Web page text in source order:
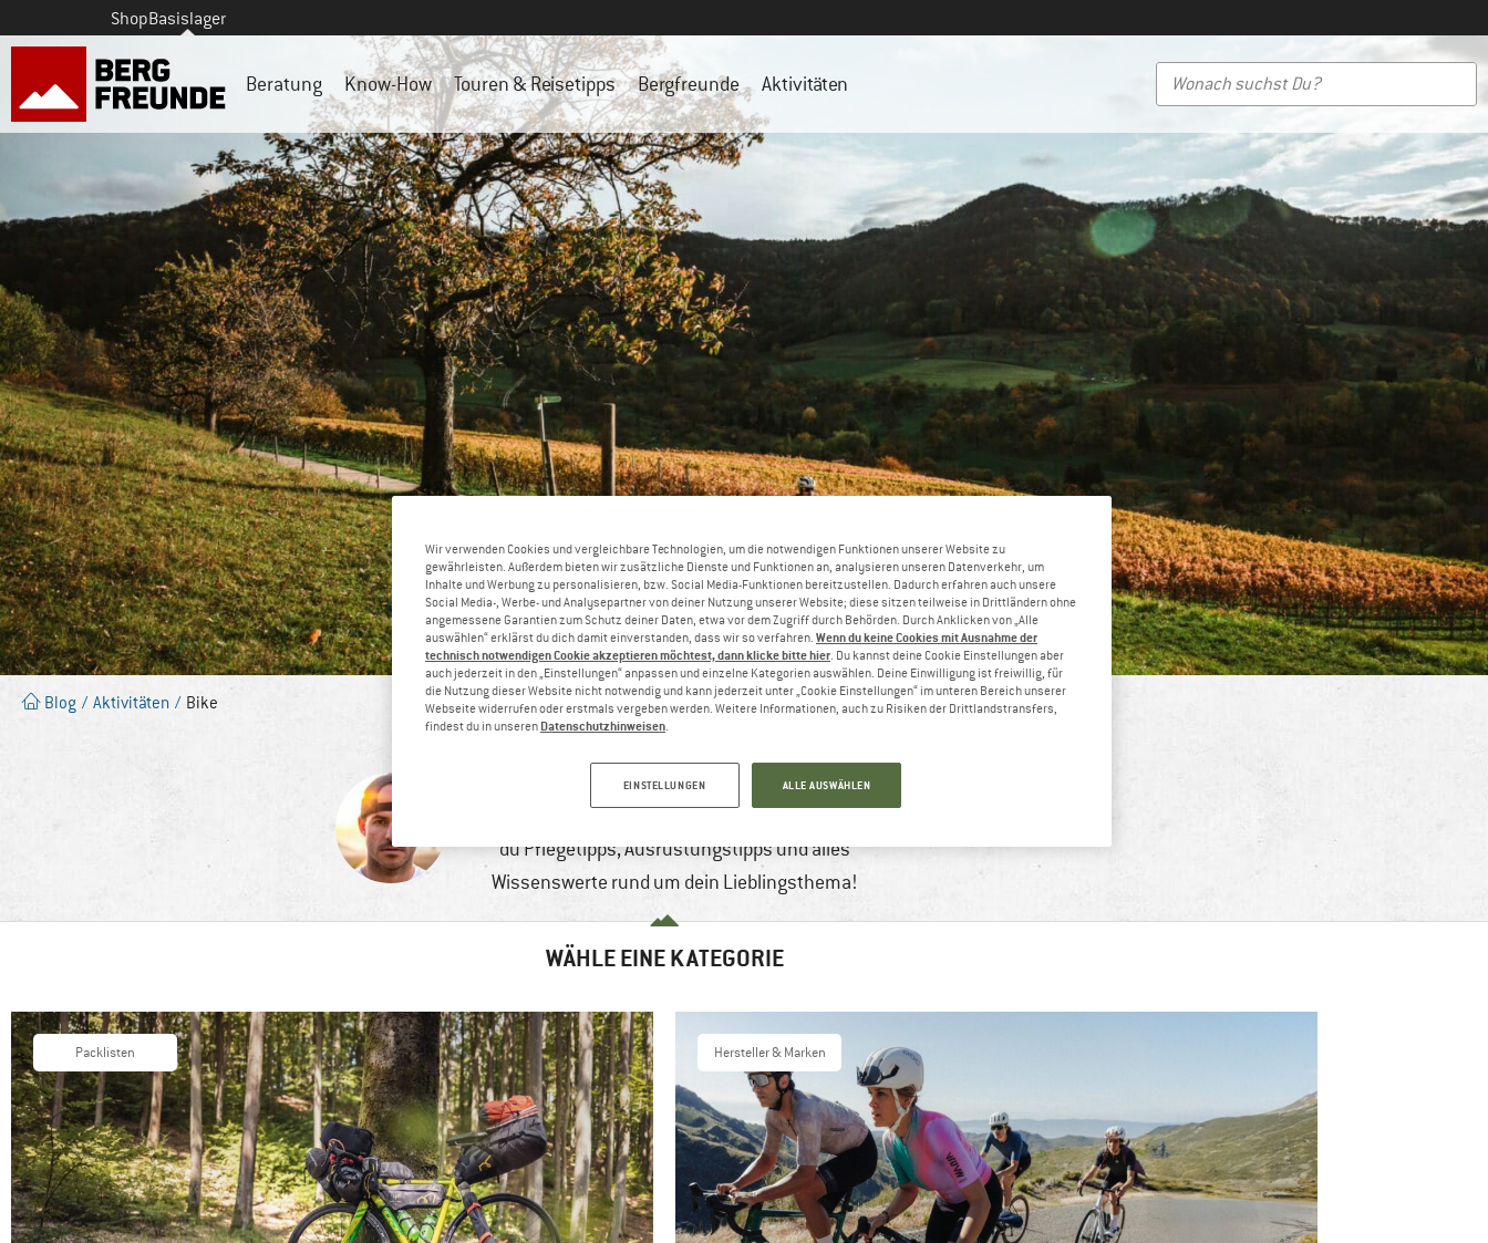
ShopBasislager
Beratung Know-How Touren & Reisetipps Bergfreunde Aktivitäten
Blog / Aktivitäten / Bike
BIKE
Asphalt, Schotter oder doch lieber Trails? Egal für
welches Bike du dich entscheidest, bei uns findest
du Pflegetipps, Ausrüstungstipps und alles
Wissenswerte rund um dein Lieblingsthema!
WÄHLE EINE KATEGORIE
Packlisten Hersteller & Marken
Wir verwenden Cookies und vergleichbare Technologien, um die notwendigen Funktionen unserer Website zu
gewährleisten. Außerdem bieten wir zusätzliche Dienste und Funktionen an, analysieren unseren Datenverkehr, um
Inhalte und Werbung zu personalisieren, bzw. Social Media-Funktionen bereitzustellen. Dadurch erfahren auch unsere
Social Media-, Werbe- und Analysepartner von deiner Nutzung unserer Website; diese sitzen teilweise in Drittländern ohne
angemessene Garantien zum Schutz deiner Daten, etwa vor dem Zugriff durch Behörden. Durch Anklicken von „Alle
auswählen“ erklärst du dich damit einverstanden, dass wir so verfahren. Wenn du keine Cookies mit Ausnahme der
technisch notwendigen Cookie akzeptieren möchtest, dann klicke bitte hier. Du kannst deine Cookie Einstellungen aber
auch jederzeit in den „Einstellungen“ anpassen und einzelne Kategorien auswählen. Deine Einwilligung ist freiwillig, für
die Nutzung dieser Website nicht notwendig und kann jederzeit unter „Cookie Einstellungen“ im unteren Bereich unserer
Webseite widerrufen oder erstmals vergeben werden. Weitere Informationen, auch zu Risiken der Drittlandstransfers,
findest du in unseren Datenschutzhinweisen.
EINSTELLUNGEN ALLE AUSWÄHLEN